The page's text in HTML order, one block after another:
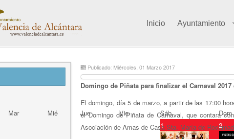
Inicio Ayuntamiento
Mar Mié Jue Vie Sáb
Dom
1
2
Publicado: Miércoles, 01 Marzo 2017
Domingo de Piñata para finalizar el Carnaval
El domingo, día 5 de marzo, a partir de las 17:00
el Domingo de Piñata de Carnaval, que contará
Asociación de Amas de Casa Sta. María de